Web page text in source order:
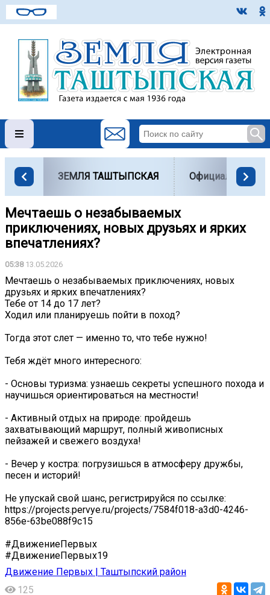
ЗЕМЛЯ ТАШТЫПСКАЯ Официально
Мечтаешь о незабываемых
приключениях, новых друзьях и ярких
впечатлениях?️
05:3813.05.2026
Мечтаешь о незабываемых приключениях, новых
друзьях и ярких впечатлениях?️
Тебе от 14 до 17 лет?
Ходил или планируешь пойти в поход?
Тогда этот слет — именно то, что тебе нужно!
Тебя ждёт много интересного:
- Основы туризма: узнаешь секреты успешного похода и
научишься ориентироваться на местности!
- Активный отдых на природе: пройдешь
захватывающий маршрут, полный живописных
пейзажей и свежего воздуха!
- Вечер у костра: погрузишься в атмосферу дружбы,
песен и историй!
Не упускай свой шанс, регистрируйся по ссылке:
https://projects.pervye.ru/projects/7584f018-a3d0-4246-
856e-63be088f9c15
#ДвижениеПервых
#ДвижениеПервых19
Движение Первых | Таштыпский район
125